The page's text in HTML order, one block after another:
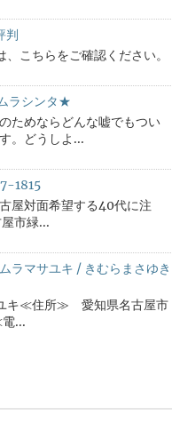
判
こちらをご確認ください。
ラシンタ★
ためならどんな嘘でもつい
。どうしよ...
1815
屋対面希望する40代に注
市緑...
ラマサユキ / きむらまさゆき
キ≪住所≫ 愛知県名古屋市
...